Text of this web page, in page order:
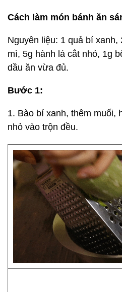
Cách làm món bánh ăn
Nguyên liệu: 1 quả bí
mì, 5g hành lá cắt nhỏ, 1g
dầu ăn vừa đủ.
Bước 1:
1. Bào bí xanh, thêm muối,
nhỏ vào trộn đều.